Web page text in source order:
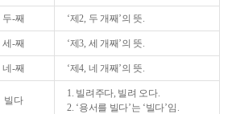
두-째 ‘제2, 두 개째’의 뜻.
세-째 ‘제3, 세 개째’의 뜻.
네-째 ‘제4, 네 개째’의 뜻.
빌다
1. 빌려주다, 빌려 오다.
2. ‘용서를 빌다’는 ‘빌다’임.